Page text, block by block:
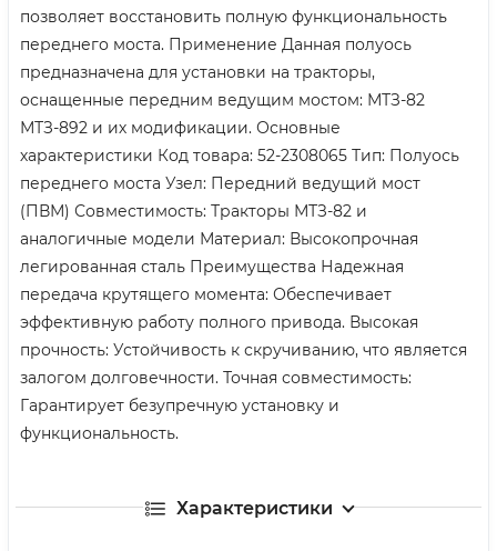
позволяет восстановить полную функциональность
переднего моста. Применение Данная полуось
предназначена для установки на тракторы,
оснащенные передним ведущим мостом: МТЗ-82
МТЗ-892 и их модификации. Основные
характеристики Код товара: 52-2308065 Тип: Полуось
переднего моста Узел: Передний ведущий мост
(ПВМ) Совместимость: Тракторы МТЗ-82 и
аналогичные модели Материал: Высокопрочная
легированная сталь Преимущества Надежная
передача крутящего момента: Обеспечивает
эффективную работу полного привода. Высокая
прочность: Устойчивость к скручиванию, что является
залогом долговечности. Точная совместимость:
Гарантирует безупречную установку и
функциональность.
Характеристики